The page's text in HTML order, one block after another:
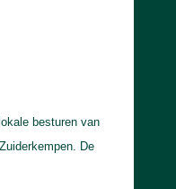
besturen van
De